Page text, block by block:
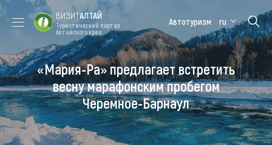
Форум VISIT
ALTAI
Цветение
маральника
Медицинский
форум
Алтайская
зимовка
Туры
Где побывать
ВИЗИТАЛТАЙ
Туристический портал
Алтайского края
Автотуризм ru
«Мария-Ра» предлагает встретить
весну марафонским пробегом
Черемное-Барнаул